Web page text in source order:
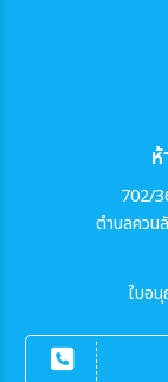
702/
ตำบลควน
ใบอ